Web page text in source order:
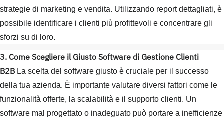
strategie di marketing e vendita. Utilizzando report dettagliati, è
possibile identificare i clienti più profittevoli e concentrare gli
sforzi su di loro.
3. Come Scegliere il Giusto Software di Gestione Clienti
B2B La scelta del software giusto è cruciale per il successo
della tua azienda. È importante valutare diversi fattori come le
funzionalità offerte, la scalabilità e il supporto clienti. Un
software mal progettato o inadeguato può portare a inefficienze